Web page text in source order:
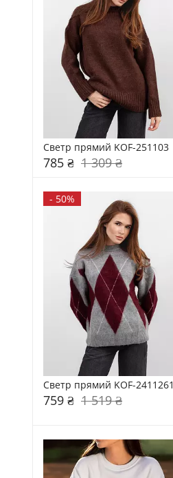
Светр прямий KOF-251103
785 ₴ 1 309 ₴
- 50%
Светр прямий KOF-2411261
759 ₴ 1 519 ₴